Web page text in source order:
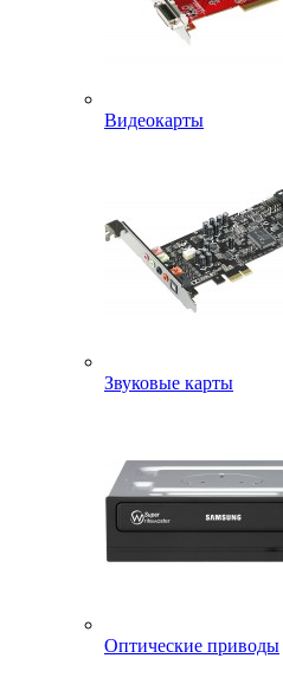
Видеокарты
Звуковые карты
Оптические приводы